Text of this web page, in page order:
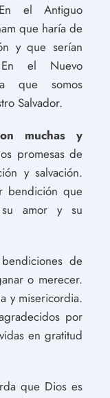
el Antiguo
que haría de
y que serían
En el Nuevo
que somos
Salvador.
muchas y
promesas de
y salvación.
bendición que
amor y su
de
o merecer.
y misericordia.
por
en gratitud
que Dios es